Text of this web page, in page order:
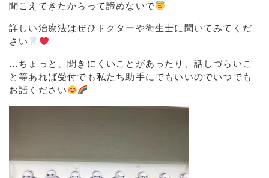
聞こえてきたからって諦めないで
詳しい治療法はぜひドクターや衛生士に聞いてみてくだ
さい
… ちょっと、聞きにくいことがあったり、話しづらいこ
と等あれば受付でも私たち助手にでもいいのでいつでも
お話ください